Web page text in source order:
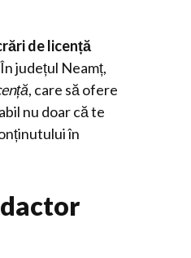
de licență
județul Neamț,
, care să ofere
nu doar că te
în